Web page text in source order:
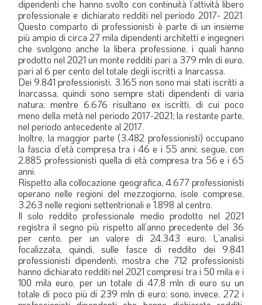
dipendenti che hanno svolto con continuità l’attività libero
professionale e dichiarato redditi nel periodo 2017- 2021.
Questo comparto di professionisti è parte di un insieme
più ampio di circa 27 mila dipendenti architetti e ingegneri
che svolgono anche la libera professione, i quali hanno
prodotto nel 2021 un monte redditi pari a 379 mln di euro,
pari al 6 per cento del totale degli iscritti a Inarcassa.
Dei 9.841 professionisti, 3.165 non sono mai stati iscritti a
Inarcassa, quindi sono sempre stati dipendenti di varia
natura; mentre 6.676 risultano ex iscritti, di cui poco
meno della metà nel periodo 2017-2021; la restante parte,
nel periodo antecedente al 2017.
Inoltre, la maggior parte (3.482 professionisti) occupano
la fascia d’età compresa tra i 46 e i 55 anni; segue, con
2.885 professionisti quella di età compresa tra 56 e i 65
anni.
Rispetto alla collocazione geografica, 4.677 professionisti
operano nelle regioni del mezzogiorno, isole comprese,
3.263 nelle regioni settentrionali e 1.898 al centro.
Il solo reddito professionale medio prodotto nel 2021
registra il segno più rispetto all’anno precedente del 36
per cento, per un valore di 24.343 euro. L’analisi
focalizzata, quindi, sulle fasce di reddito dei 9.841
professionisti dipendenti, mostra che 712 professionisti
hanno dichiarato redditi nel 2021 compresi tra i 50 mila e i
100 mila euro, per un totale di 47,8 mln di euro su un
totale di poco più di 239 mln di euro; sono, invece, 272 i